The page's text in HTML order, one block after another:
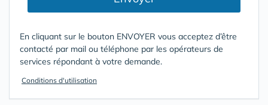
En cliquant sur le bouton ENVOYER vous acceptez d’être
contacté par mail ou téléphone par les opérateurs de
services répondant à votre demande.
Conditions d'utilisation